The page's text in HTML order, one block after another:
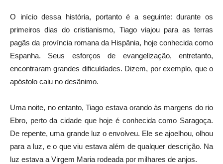
O início dessa história, portanto é a seguinte: durante os
primeiros dias do cristianismo, Tiago viajou para as terras
pagãs da província romana da Hispânia, hoje conhecida como
Espanha. Seus esforços de evangelização, entretanto,
encontraram grandes dificuldades. Dizem, por exemplo, que o
apóstolo caiu no desânimo.
Uma noite, no entanto, Tiago estava orando às margens do rio
Ebro, perto da cidade que hoje é conhecida como Saragoça.
De repente, uma grande luz o envolveu. Ele se ajoelhou, olhou
para a luz, e o que viu estava além de qualquer descrição. Na
luz estava a Virgem Maria rodeada por milhares de anjos.